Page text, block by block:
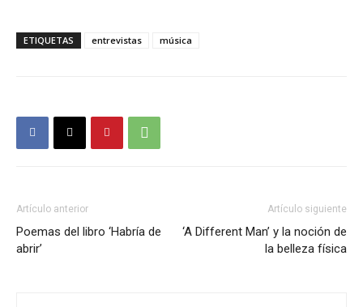
ETIQUETAS entrevistas música
Artículo anterior
Poemas del libro ‘Habría de
abrir’
Artículo siguiente
‘A Different Man’ y la noción de
la belleza física